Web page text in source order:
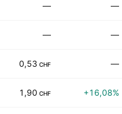
— —
— —
0,53 CHF —
1,90 CHF +16,08%